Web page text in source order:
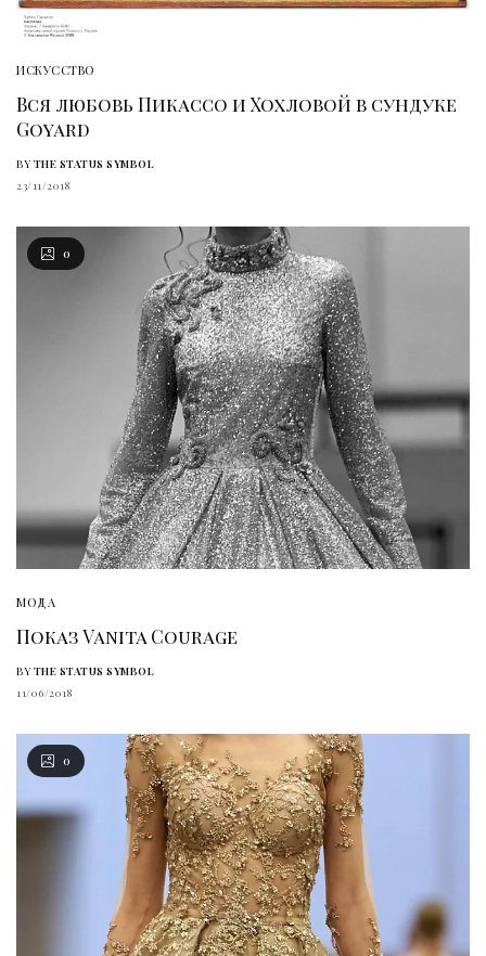
ИСКУССТВО
Вся любовь Пикассо и Хохловой в сундуке
Goyard
BY THE STATUS SYMBOL
23/11/2018
0
МОДА
Показ Vanita Courage
BY THE STATUS SYMBOL
11/06/2018
0